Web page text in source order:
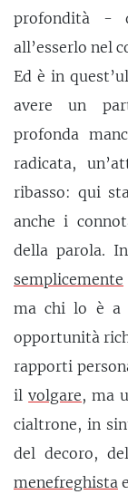
profondità -
all’esserlo nel
Ed è in
avere un
profonda
radicata,
ribasso: qui
anche i
della parola.
semplicemente
ma chi lo è a
opportunità
rapporti
ilvolgare, ma
cialtrone, in
del decoro,
menefreghista